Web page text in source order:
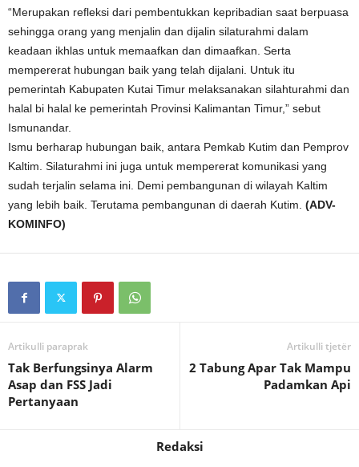
“Merupakan refleksi dari pembentukkan kepribadian saat berpuasa
sehingga orang yang menjalin dan dijalin silaturahmi dalam
keadaan ikhlas untuk memaafkan dan dimaafkan. Serta
mempererat hubungan baik yang telah dijalani. Untuk itu
pemerintah Kabupaten Kutai Timur melaksanakan silahturahmi dan
halal bi halal ke pemerintah Provinsi Kalimantan Timur,” sebut
Ismunandar.
Ismu berharap hubungan baik, antara Pemkab Kutim dan Pemprov
Kaltim. Silaturahmi ini juga untuk mempererat komunikasi yang
sudah terjalin selama ini. Demi pembangunan di wilayah Kaltim
yang lebih baik. Terutama pembangunan di daerah Kutim. (ADV-
KOMINFO)
Artikulli paraprak
Tak Berfungsinya Alarm
Asap dan FSS Jadi
Pertanyaan
Artikulli tjetër
2 Tabung Apar Tak Mampu
Padamkan Api
Redaksi